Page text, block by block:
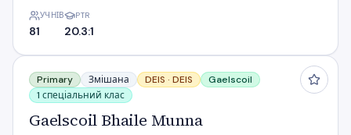
УЧНІВ
81
PTR
20.3:1
Gaelscoil Bhaile Munna
Primary Змішана DEIS · DEIS
Gaelscoil
1 спеціальний клас
Gaelscoil Bhaile Munna